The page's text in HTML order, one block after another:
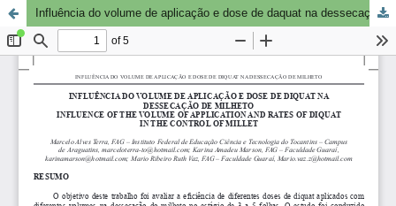
Influência do volume de aplicação e dose de daquat na dessecação de milheto